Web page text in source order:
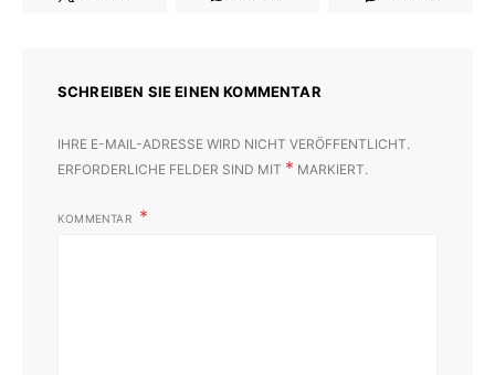
SCHREIBEN SIE EINEN KOMMENTAR
IHRE E-MAIL-ADRESSE WIRD NICHT VERÖFFENTLICHT.
ERFORDERLICHE FELDER SIND MIT * MARKIERT.
KOMMENTAR